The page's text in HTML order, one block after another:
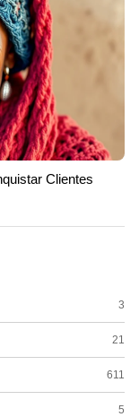
Clientes
3
21
611
5